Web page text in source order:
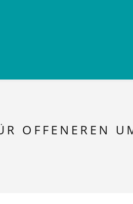
OFFENEREN